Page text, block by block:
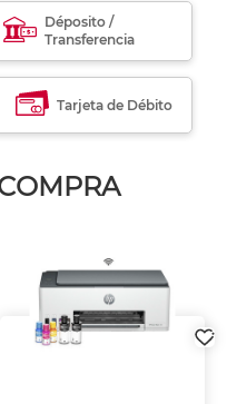
Déposito /
Transferencia
Tarjeta de Débito